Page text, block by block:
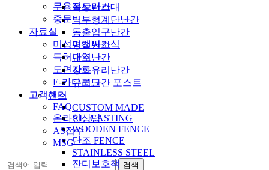
옥상난간대
벽부형계단난간
동출입구난간
평철난간
단조난간
강화유리난간
유리난간 포스트
팬스
CUSTOM MADE
AL_CASTING
WOODEN FENCE
단조 FENCE
STAINLESS STEEL
잔디보호책
무용접트러스
중문
자료실
미성이앤씨소식
특허내역
도면자료
E-카다로그
고객센터
FAQ
온라인상담
AS접수
MSG